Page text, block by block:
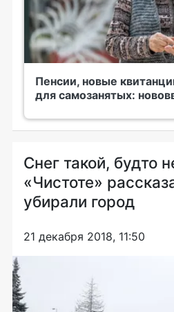
Пенсии, новые
для самозанятых:
Снег такой, будто
«Чистоте»
убирали город
21 декабря 2018, 11:50